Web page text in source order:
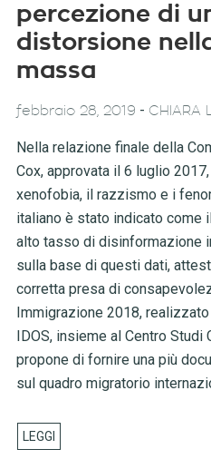
percezione di
distorsione
massa
febbraio 28, 2019 - CHIARA
Nella relazione finale della
Cox, approvata il 6 luglio
xenofobia, il razzismo e i
italiano è stato indicato come
alto tasso di disinformazione
sulla base di questi dati,
corretta presa di
Immigrazione 2018,
IDOS, insieme al Centro Studi
propone di fornire una più
sul quadro migratorio